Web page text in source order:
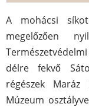
A mohácsi
megelőzően
délre fekvő
régészek
Múzeum